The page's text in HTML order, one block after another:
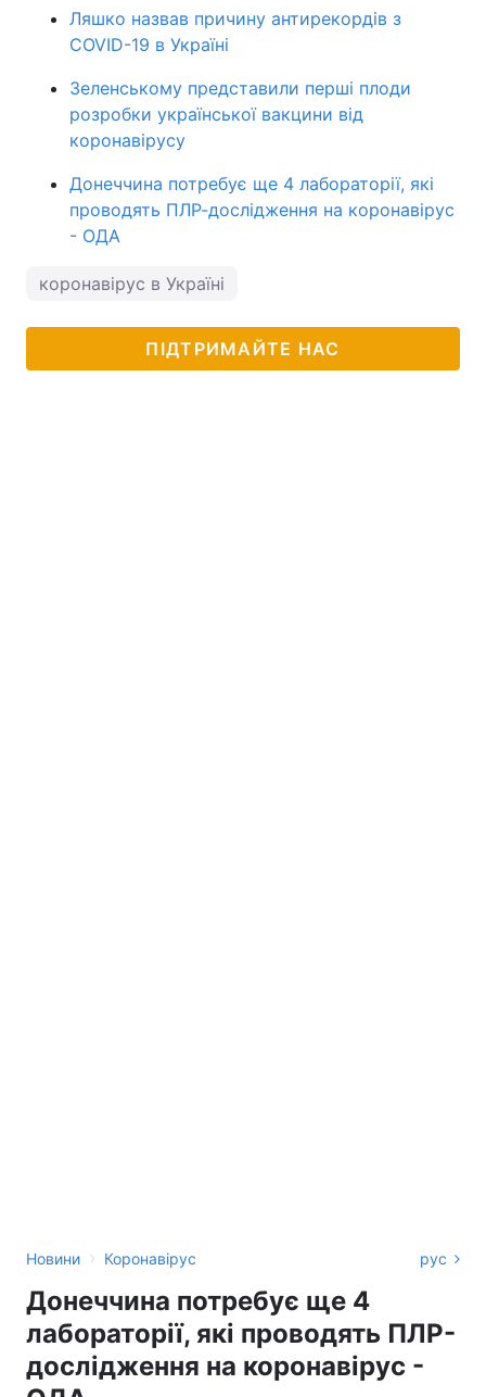
Ляшко назвав причину антирекордів з
COVID-19 в Україні
Зеленському представили перші плоди
розробки української вакцини від
коронавірусу
Донеччина потребує ще 4 лабораторії, які
проводять ПЛР-дослідження на коронавірус
- ОДА
коронавірус в Україні
ПІДТРИМАЙТЕ НАС
Новини › Коронавірус рус
Донеччина потребує ще 4
лабораторії, які проводять ПЛР-
дослідження на коронавірус -